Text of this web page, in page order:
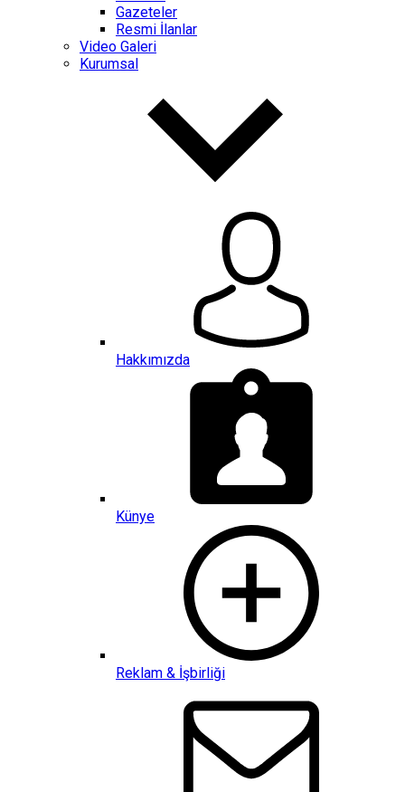
Gazeteler
Resmi İlanlar
Video Galeri
Kurumsal
Hakkımızda
Künye
Reklam & İşbirliği